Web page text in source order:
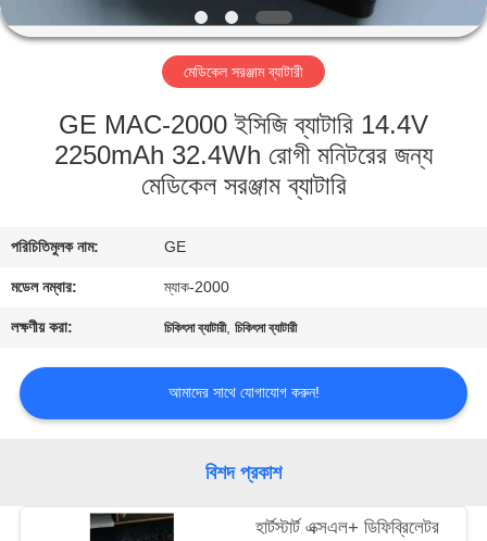
আমাদের
সম্বন্ধে
কারখানা
পরিদর্শন
নিয়ন্ত্রণ
আমাদের
সাথে
যোগাযোগ
উদ্ধৃতি
মেডিকেল সরঞ্জাম ব্যাটারী
GE MAC-2000 ইসিজি ব্যাটারি 14.4V
2250mAh 32.4Wh রোগী মনিটরের জন্য
মেডিকেল সরঞ্জাম ব্যাটারি
পরিচিতিমুলক নাম: GE
মডেল নম্বার: ম্যাক-2000
লক্ষণীয় করা: চিকিৎসা ব্যাটারী,চিকিৎসা ব্যাটারী
আমাদের সাথে যোগাযোগ করুন!
বিশদ প্রকাশ
হার্টস্টার্ট এক্সএল+ ডিফিব্রিলেটর